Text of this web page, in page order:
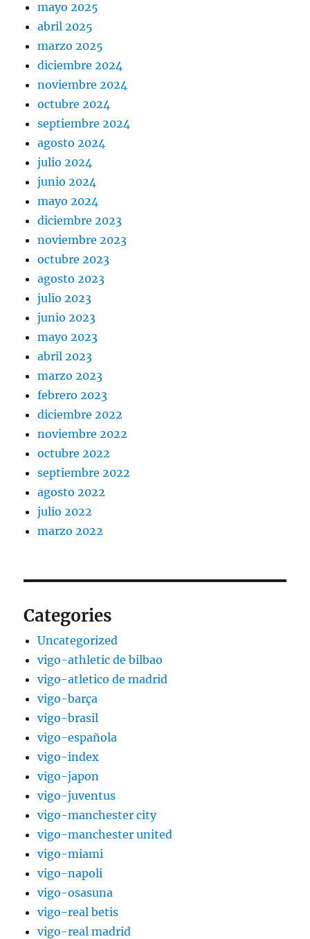
mayo 2025
abril 2025
marzo 2025
diciembre 2024
noviembre 2024
octubre 2024
septiembre 2024
agosto 2024
julio 2024
junio 2024
mayo 2024
diciembre 2023
noviembre 2023
octubre 2023
agosto 2023
julio 2023
junio 2023
mayo 2023
abril 2023
marzo 2023
febrero 2023
diciembre 2022
noviembre 2022
octubre 2022
septiembre 2022
agosto 2022
julio 2022
marzo 2022
Categories
Uncategorized
vigo-athletic de bilbao
vigo-atletico de madrid
vigo-barça
vigo-brasil
vigo-española
vigo-index
vigo-japon
vigo-juventus
vigo-manchester city
vigo-manchester united
vigo-miami
vigo-napoli
vigo-osasuna
vigo-real betis
vigo-real madrid